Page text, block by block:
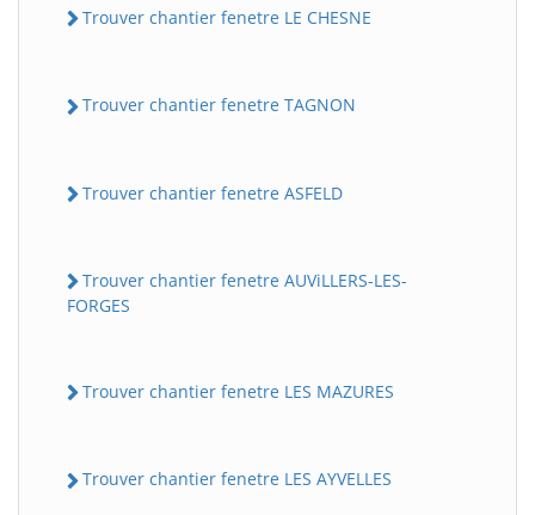
Trouver chantier fenetre LE CHESNE
Trouver chantier fenetre TAGNON
Trouver chantier fenetre ASFELD
Trouver chantier fenetre AUViLLERS-LES-
FORGES
Trouver chantier fenetre LES MAZURES
Trouver chantier fenetre LES AYVELLES